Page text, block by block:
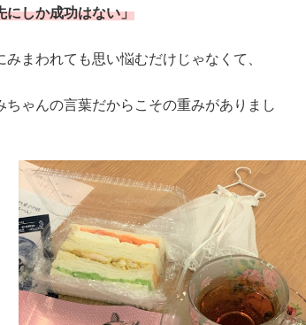
にしか成功はない」
まわれても思い悩むだけじゃなくて、
ゃんの言葉だからこその重みがありまし